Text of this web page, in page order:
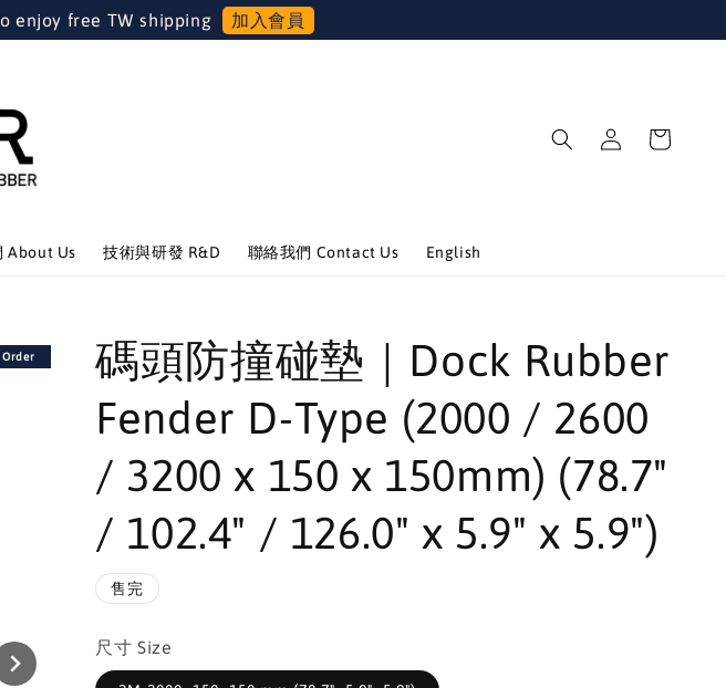
enjoy free TW shipping 加入會員
About Us 技術與研發 R&D 聯絡我們 Contact Us English
Order
碼頭防撞碰墊｜Dock Rubber
Fender D-Type (2000 / 2600
/ 3200 x 150 x 150mm) (78.7"
/ 102.4" / 126.0" x 5.9" x 5.9")
售完
尺寸 Size